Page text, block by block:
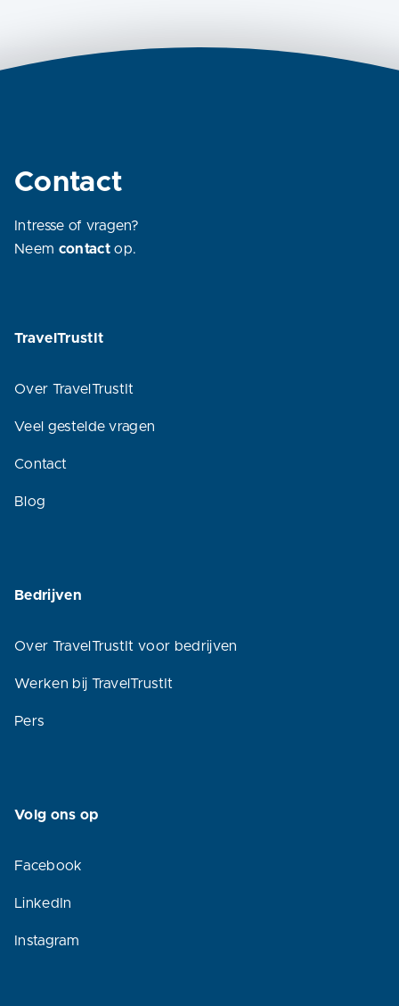
Contact
Intresse of vragen?
Neem contact op.
TravelTrustIt
Over TravelTrustIt
Veel gestelde vragen
Contact
Blog
Bedrijven
Over TravelTrustIt voor bedrijven
Werken bij TravelTrustIt
Pers
Volg ons op
Facebook
LinkedIn
Instagram